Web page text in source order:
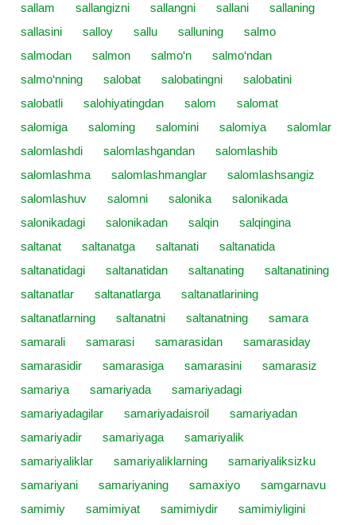
sallam
sallangizni sallangni sallani
sallaning
sallasini
salloy sallu salluning
salmo
salmodan
salmon salmo‘n
salmo‘ndan
salmo‘nning
salobat salobatingni
salobatini
salobatli
salohiyatingdan salom
salomat
salomiga
saloming salomini salomiya
salomlar
salomlashdi
salomlashgandan
salomlashib
salomlashma
salomlashmanglar
salomlashsangiz
salomlashuv
salomni salonika
salonikada
salonikadagi
salonikadan salqin
salqingina
saltanat
saltanatga saltanati
saltanatida
saltanatidagi
saltanatidan saltanating
saltanatining
saltanatlar
saltanatlarga
saltanatlarining
saltanatlarning
saltanatni saltanatning
samara
samarali
samarasi samarasidan
samarasiday
samarasidir
samarasiga samarasini
samarasiz
samariya
samariyada
samariyadagi
samariyadagilar
samariyadaisroil
samariyadan
samariyadir
samariyaga
samariyalik
samariyaliklar
samariyaliklarning
samariyaliksizku
samariyani
samariyaning samaxiyo
samgarnavu
samimiy
samimiyat samimiydir
samimiyligini